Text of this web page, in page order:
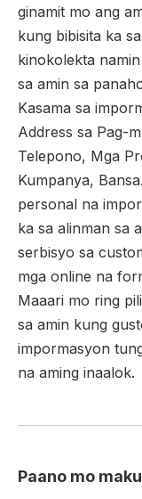
ginamit mo ang
kung bibisita ka
kinokolekta
sa amin sa
Kasama sa
Address sa Pag-
Telepono, Mga
Kumpanya,
personal na
ka sa alinman sa
serbisyo sa
mga online na
Maaari mo ring
sa amin kung
impormasyon
na aming inaalok.
Paano mo